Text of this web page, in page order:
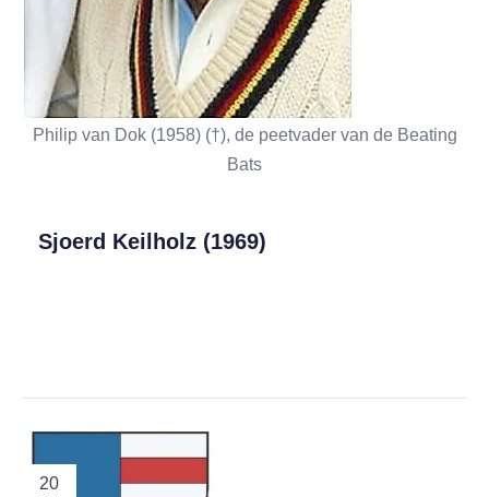
Philip van Dok (1958) (†), de peetvader van de Beating
Bats
Sjoerd Keilholz (1969)
20